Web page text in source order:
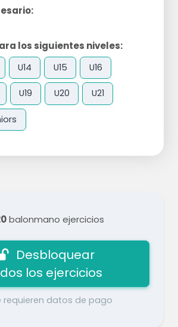
los siguientes niveles:
U14 U15 U16
U19 U20 U21
balonmano ejercicios
Desbloquear
los ejercicios
requieren datos de pago